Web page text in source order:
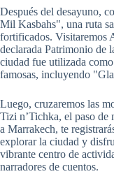
Después del desayuno,
Mil Kasbahs", una ruta
fortificados. Visitaremos
declarada Patrimonio de
ciudad fue utilizada
famosas, incluyendo
Luego, cruzaremos las
Tizi n’Tichka, el paso de
a Marrakech, te
explorar la ciudad y
vibrante centro de
narradores de cuentos.